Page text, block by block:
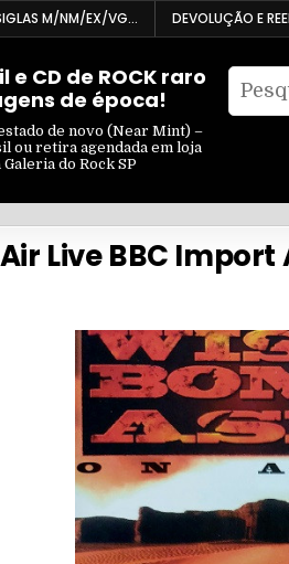
M/NM/EX/VG… DEVOLUÇÃO E
e CD de ROCK raro
de época!
de novo (Near Mint) –
ou retira agendada em loja
do Rock SP
Filtrar
Live BBC